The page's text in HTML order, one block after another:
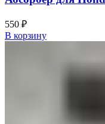
550 ₽
В корзину